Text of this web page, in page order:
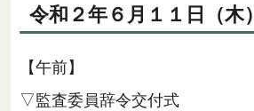
令和２年６月１１日（木）
【午前】
▽監査委員辞令交付式